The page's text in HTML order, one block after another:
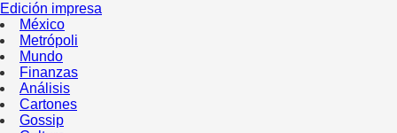
Edición impresa
México
Metrópoli
Mundo
Finanzas
Análisis
Cartones
Gossip